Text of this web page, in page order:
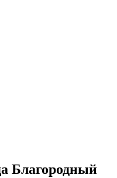
Благородный